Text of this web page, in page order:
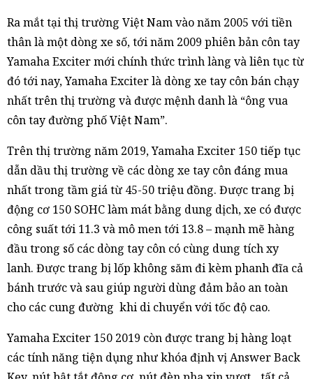
Ra mắt tại thị trường Việt Nam vào năm 2005 với tiền
thân là một dòng xe số, tới năm 2009 phiên bản côn tay
Yamaha Exciter mới chính thức trình làng và liên tục từ
đó tới nay, Yamaha Exciter là dòng xe tay côn bán chạy
nhất trên thị trường và được mệnh danh là “ông vua
côn tay đường phố Việt Nam”.
Trên thị trường năm 2019, Yamaha Exciter 150 tiếp tục
dẫn dầu thị trường về các dòng xe tay côn đáng mua
nhất trong tầm giá từ 45-50 triệu đồng. Được trang bị
động cơ 150 SOHC làm mát bằng dung dịch, xe có được
công suất tới 11.3 và mô men tới 13.8 – mạnh mẽ hàng
đầu trong số các dòng tay côn có cùng dung tích xy
lanh. Được trang bị lốp không săm đi kèm phanh đĩa cả
bánh trước và sau giúp người dùng đảm bảo an toàn
cho các cung đường khi di chuyển với tốc độ cao.
Yamaha Exciter 150 2019 còn được trang bị hàng loạt
các tính năng tiện dụng như khóa định vị Answer Back